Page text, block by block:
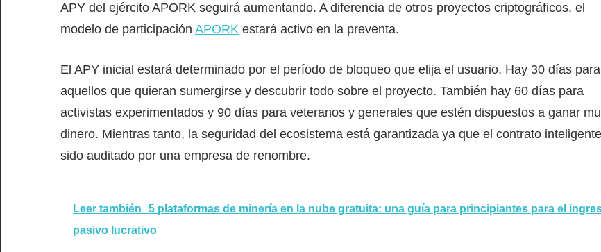
APY del ejército APORK seguirá aumentando. A diferencia de otros proyectos criptográficos, el
modelo de participación APORK estará activo en la preventa.
El APY inicial estará determinado por el período de bloqueo que elija el usuario. Hay 30 días para
aquellos que quieran sumergirse y descubrir todo sobre el proyecto. También hay 60 días para
activistas experimentados y 90 días para veteranos y generales que estén dispuestos a ganar
dinero. Mientras tanto, la seguridad del ecosistema está garantizada ya que el contrato
sido auditado por una empresa de renombre.
Leer también
5 plataformas de minería en la nube gratuita: una guía para principiantes para el
pasivo lucrativo